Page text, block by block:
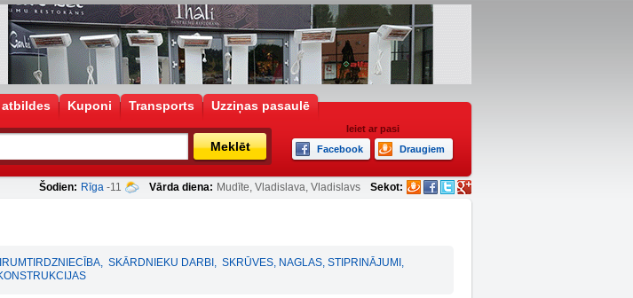
Kuponi Transports Uzziņas pasaulē
Meklēt
Ieiet ar pasi
Facebook
Draugiem
Šodien: Rīga -11 Vārda diena: Mudīte, Vladislava, Vladislavs Sekot:
, SKĀRDNIEKU DARBI , SKRŪVES, NAGLAS, STIPRINĀJUMI ,